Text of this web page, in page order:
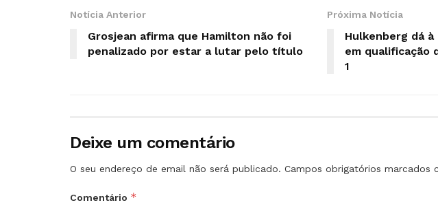
Notícia Anterior
Grosjean afirma que Hamilton não foi
penalizado por estar a lutar pelo título
Próxima Notícia
Hulkenberg dá
em qualificação
1
Deixe um comentário
O seu endereço de email não será publicado. Campos obrigatórios marcados
Comentário *